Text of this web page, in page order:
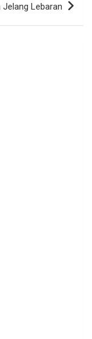
Jelang Lebaran